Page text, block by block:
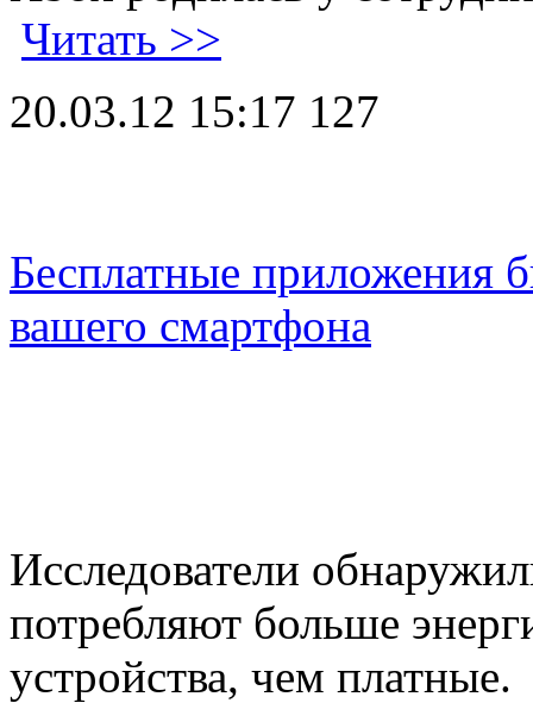
Читать >>
20.03.12 15:17 127
Бесплатные приложения
вашего смартфона
Исследователи
потребляют больше
устройства, чем